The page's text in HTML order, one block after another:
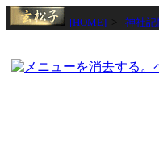
[HOME] [神社記